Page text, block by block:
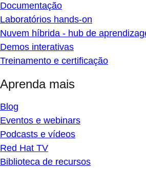
Documentação
Laboratórios hands-on
Nuvem híbrida - hub de
Demos interativas
Treinamento e certificação
Aprenda mais
Blog
Eventos e webinars
Podcasts e vídeos
Red Hat TV
Biblioteca de recursos